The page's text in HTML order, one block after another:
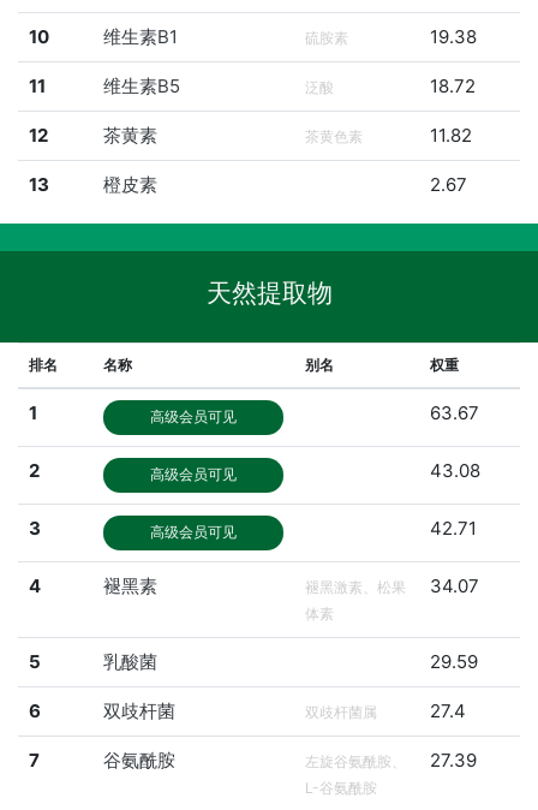
10 维生素B1 硫胺素 19.38
11 维生素B5 泛酸 18.72
12 茶黄素 茶黄色素 11.82
13 橙皮素 2.67
天然提取物
排名 名称 别名 权重
1 高级会员可见 63.67
2 高级会员可见 43.08
3 高级会员可见 42.71
4 褪黑素
褪黑激素、松果
体素
34.07
5 乳酸菌 29.59
6 双歧杆菌 双歧杆菌属 27.4
7 谷氨酰胺
左旋谷氨酰胺、
L-谷氨酰胺
27.39